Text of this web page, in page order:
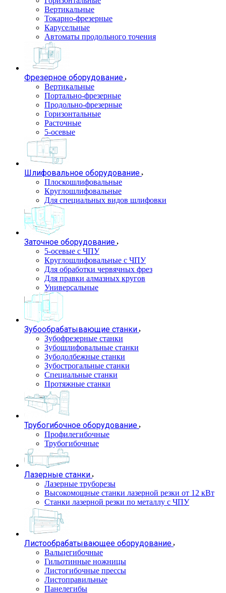
Вертикальные
Токарно-фрезерные
Карусельные
Автоматы продольного точения
Фрезерное оборудование
Вертикальные
Портально-фрезерные
Продольно-фрезерные
Горизонтальные
Расточные
5-осевые
Шлифовальное оборудование
Плоскошлифовальные
Круглошлифовальные
Для специальных видов шлифовки
Заточное оборудование
5-осевые с ЧПУ
Круглошлифовальные с ЧПУ
Для обработки червячных фрез
Для правки алмазных кругов
Универсальные
Зубообрабатывающие станки
Зубофрезерные станки
Зубошлифовальные станки
Зубодолбежные станки
Зубострогальные станки
Специальные станки
Протяжные станки
Трубогибочное оборудование
Профилегибочные
Трубогибочные
Лазерные станки
Лазерные труборезы
Высокомощные станки лазерной резки от 12 кВт
Станки лазерной резки по металлу с ЧПУ
Листообрабатывающее оборудование
Вальцегибочные
Гильотинные ножницы
Листогибочные прессы
Листоправильные
Панелегибы